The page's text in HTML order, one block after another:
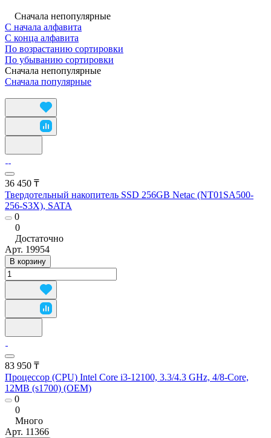
Сначала непопулярные
С начала алфавита
С конца алфавита
По возрастанию сортировки
По убыванию сортировки
Сначала непопулярные
Сначала популярные
36 450 ₸
Твердотельный накопитель SSD 256GB Netac (NT01SA500-
256-S3X), SATA
0
0
Достаточно
Арт. 19954
В корзину
83 950 ₸
Процессор (CPU) Intel Core i3-12100, 3.3/4.3 GHz, 4/8-Core,
12MB (s1700) (OEM)
0
0
Много
Арт. 11366